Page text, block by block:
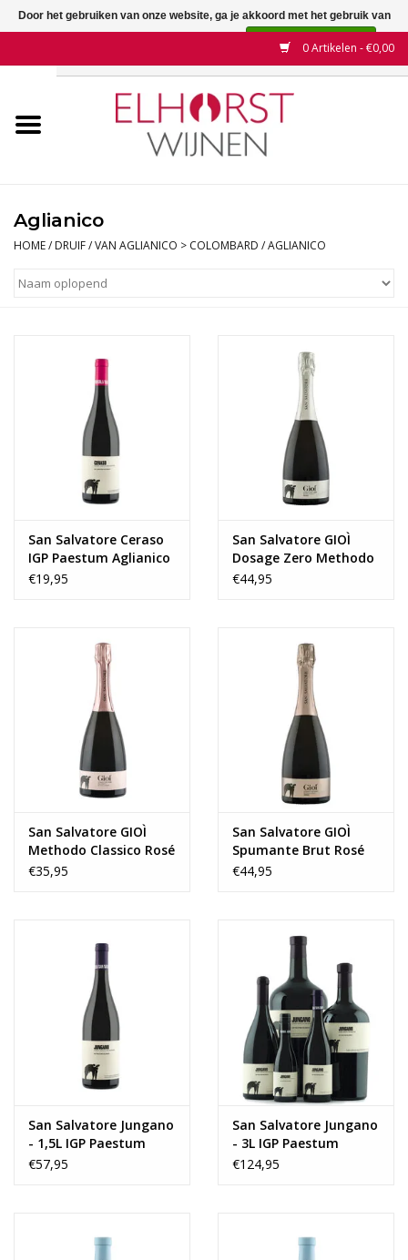
0 Artikelen - €0,00
Wijnen
Wijnhuizen
Druif
Wijnberichten
Aglianico
HOME/ DRUIF/VAN AGLIANICO > COLOMBARD /AGLIANICO
San Salvatore Ceraso
IGP Paestum Aglianico
2022
€19,95
San Salvatore GIOÌ
Dosage Zero Methodo
Classico Rosé 2019
€44,95
San Salvatore GIOÌ
Methodo Classico Rosé
2020
€35,95
San Salvatore GIOÌ
Spumante Brut Rosé
Vintage 2020 Extreme
€44,95
San Salvatore Jungano
- 1,5L IGP Paestum
Aglianico 2020
€57,95
San Salvatore Jungano
- 3L IGP Paestum
Aglianico 2020
€124,95
Door het gebruiken van onze website, ga je akkoord met het gebruik van